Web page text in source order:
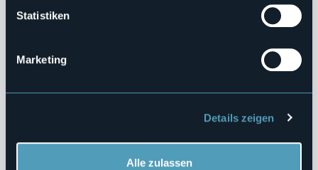
Statistiken
Marketing
Details zeigen
Alle zulassen
Sehenswürdigkeiten
0
Torre di Buccione